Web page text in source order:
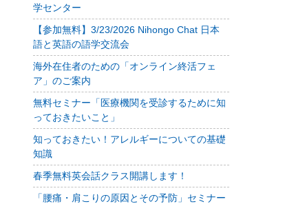
学センター
【参加無料】3/23/2026 Nihongo Chat 日本
語と英語の語学交流会
海外在住者のための「オンライン終活フェ
ア」のご案内
無料セミナー「医療機関を受診するために知
っておきたいこと」
知っておきたい！アレルギーについての基礎
知識
春季無料英会話クラス開講します！
「腰痛・肩こりの原因とその予防」セミナー